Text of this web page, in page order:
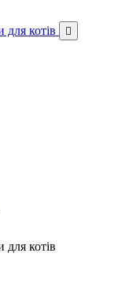
котів 
котів